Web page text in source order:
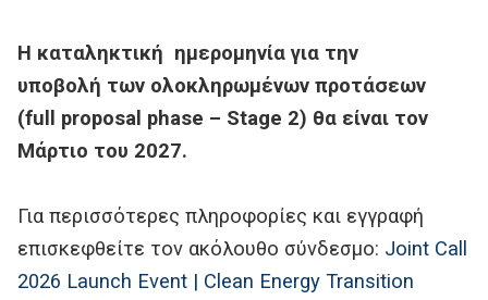
Η καταληκτική ημερομηνία για την
υποβολή των ολοκληρωμένων προτάσεων
(full proposal phase – Stage 2) θα είναι τον
Μάρτιο του 2027.
Για περισσότερες πληροφορίες και εγγραφή
επισκεφθείτε τον ακόλουθο σύνδεσμο: Joint Call
2026 Launch Event | Clean Energy Transition